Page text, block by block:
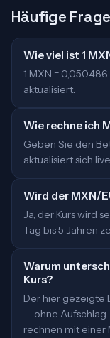
Häufige
Wie viel ist 1
1 MXN =
aktualisiert.
Wie rechne ich
Geben Sie den
aktualisiert sich
Wird der MXN/
Ja, der Kurs wird
Tag bis 5 Jahren
Warum
Kurs?
Der hier gezeigte
— ohne
rechnen mit einer